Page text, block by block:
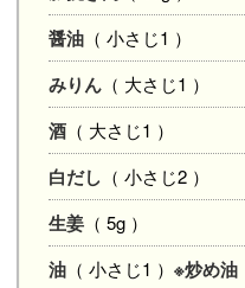
醤油 （ 小さじ1 ）
みりん （ 大さじ1 ）
酒 （ 大さじ1 ）
白だし （ 小さじ2 ）
生姜 （ 5g ）
油 （ 小さじ1 ）※炒め油